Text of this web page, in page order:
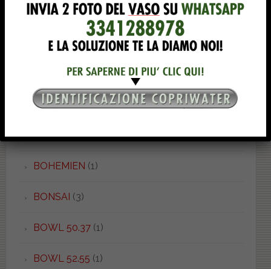
BELLINI (1)
BETA(4)
BIARRIZ(1)
BIT(1)
BOHEME(2)
BOHEMIEN (1)
BONSAI (3)
BOWL 50.37(1)
BOWL 52.55 (1)